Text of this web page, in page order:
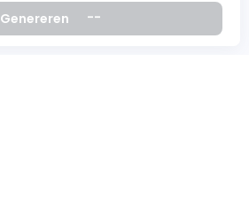
Genereren --